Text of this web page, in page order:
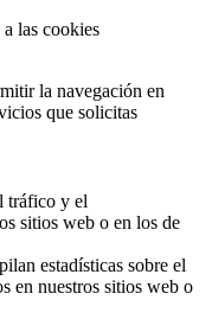
las cookies
la navegación en
que solicitas
tráfico y el
sitios web o en los de
estadísticas sobre el
en nuestros sitios web o